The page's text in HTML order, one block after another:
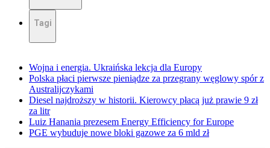
Tagi
Wojna i energia. Ukraińska lekcja dla Europy
Polska płaci pierwsze pieniądze za przegrany węglowy spór z
Australijczykami
Diesel najdroższy w historii. Kierowcy płacą już prawie 9 zł
za litr
Luiz Hanania prezesem Energy Efficiency for Europe
PGE wybuduje nowe bloki gazowe za 6 mld zł